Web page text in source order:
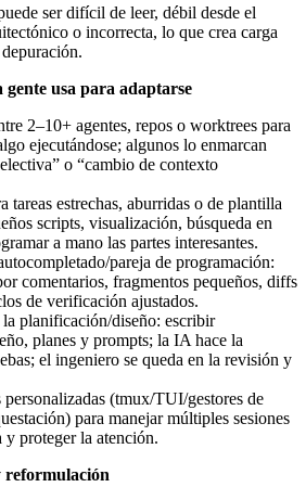
ser difícil de leer, débil desde el
o incorrecta, lo que crea carga
usa para adaptarse
2–10+ agentes, repos o worktrees para
ejecutándose; algunos lo enmarcan
o “cambio de contexto
tareas estrechas, aburridas o de plantilla
scripts, visualización, búsqueda en
a mano las partes interesantes.
pareja de programación:
comentarios, fragmentos pequeños, diffs
de verificación ajustados.
planificación/diseño: escribir
planes y prompts; la IA hace la
el ingeniero se queda en la revisión y
personalizadas (tmux/TUI/gestores de
para manejar múltiples sesiones
y proteger la atención.
reformulación